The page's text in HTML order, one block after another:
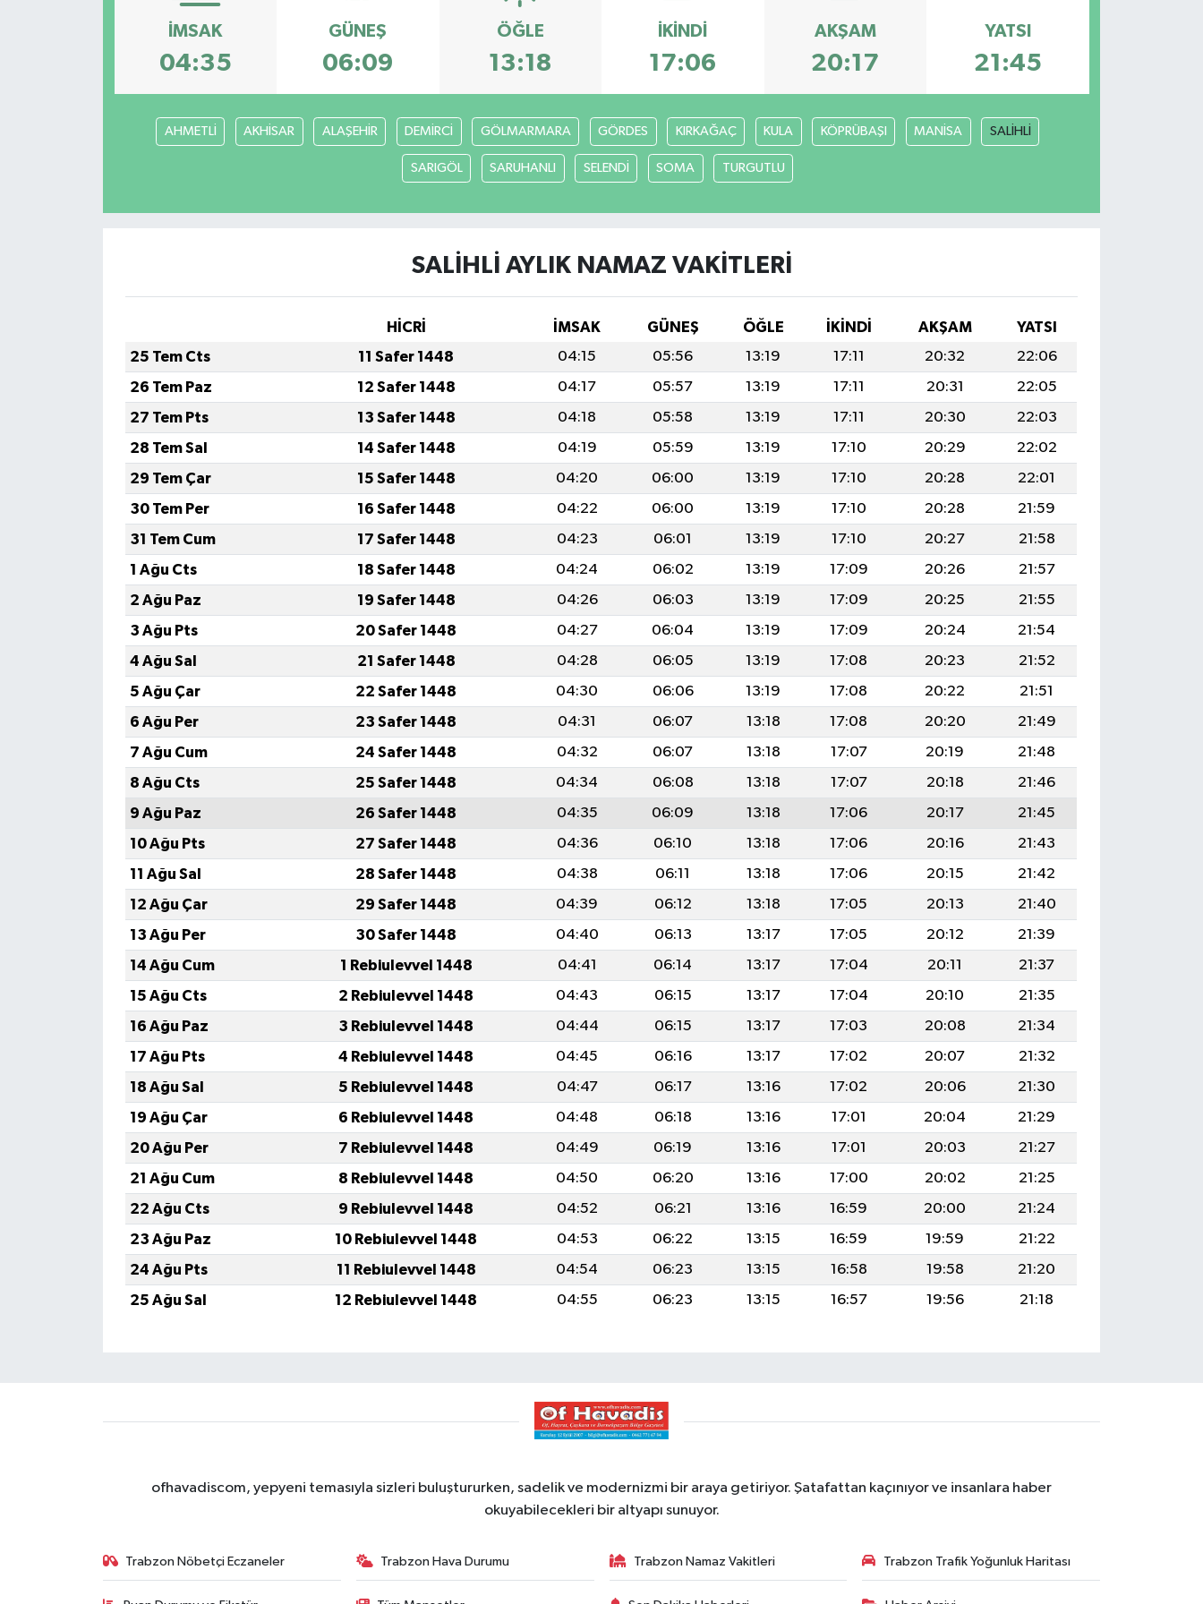
İMSAK
04:35
GÜNEŞ
06:09
ÖĞLE
13:18
İKINDI
17:06
AKŞAM
20:17
YATSI
21:45
AHMETLİ AKHİSAR ALAŞEHİR DEMİRCİ GÖLMARMARA GÖRDES KIRKAĞAÇ KULA KÖPRÜBAŞI MANİSA SALİHLİ
SARIGÖL SARUHANLI SELENDİ SOMA TURGUTLU
SALİHLİ AYLIK NAMAZ VAKITLERI
HİCRİ İMSAK GÜNEŞ ÖĞLE İKINDI AKŞAM
YATSI
25 Tem Cts
11 Safer 1448 04:15 05:56 13:19 17:11 20:32
22:06
26 Tem Paz
12 Safer 1448 04:17 05:57 13:19 17:11 20:31
22:05
27 Tem Pts
13 Safer 1448 04:18 05:58 13:19 17:11 20:30
22:03
28 Tem Sal
14 Safer 1448 04:19 05:59 13:19 17:10 20:29
22:02
29 Tem Çar
15 Safer 1448 04:20 06:00 13:19 17:10 20:28
22:01
30 Tem Per
16 Safer 1448 04:22 06:00 13:19 17:10 20:28
21:59
31 Tem Cum
17 Safer 1448 04:23 06:01 13:19 17:10 20:27
21:58
1 Ağu Cts
18 Safer 1448 04:24 06:02 13:19 17:09 20:26
21:57
2 Ağu Paz
19 Safer 1448 04:26 06:03 13:19 17:09 20:25
21:55
3 Ağu Pts
20 Safer 1448 04:27 06:04 13:19 17:09 20:24
21:54
4 Ağu Sal
21 Safer 1448 04:28 06:05 13:19 17:08 20:23
21:52
5 Ağu Çar
22 Safer 1448 04:30 06:06 13:19 17:08 20:22
21:51
6 Ağu Per
23 Safer 1448 04:31 06:07 13:18 17:08 20:20
21:49
7 Ağu Cum
24 Safer 1448 04:32 06:07 13:18 17:07 20:19
21:48
8 Ağu Cts
25 Safer 1448 04:34 06:08 13:18 17:07 20:18
21:46
9 Ağu Paz
26 Safer 1448 04:35 06:09 13:18 17:06 20:17
21:45
10 Ağu Pts
27 Safer 1448 04:36 06:10 13:18 17:06 20:16
21:43
11 Ağu Sal
28 Safer 1448 04:38 06:11 13:18 17:06 20:15
21:42
12 Ağu Çar
29 Safer 1448 04:39 06:12 13:18 17:05 20:13
21:40
13 Ağu Per
30 Safer 1448 04:40 06:13 13:17 17:05 20:12
21:39
14 Ağu Cum
1 Rebiulevvel 1448 04:41 06:14 13:17 17:04 20:11
21:37
15 Ağu Cts
2 Rebiulevvel 1448 04:43 06:15 13:17 17:04 20:10
21:35
16 Ağu Paz
3 Rebiulevvel 1448 04:44 06:15 13:17 17:03 20:08
21:34
17 Ağu Pts
4 Rebiulevvel 1448 04:45 06:16 13:17 17:02 20:07
21:32
18 Ağu Sal
5 Rebiulevvel 1448 04:47 06:17 13:16 17:02 20:06
21:30
19 Ağu Çar
6 Rebiulevvel 1448 04:48 06:18 13:16 17:01 20:04
21:29
20 Ağu Per
7 Rebiulevvel 1448 04:49 06:19 13:16 17:01 20:03
21:27
21 Ağu Cum
8 Rebiulevvel 1448 04:50 06:20 13:16 17:00 20:02
21:25
22 Ağu Cts
9 Rebiulevvel 1448 04:52 06:21 13:16 16:59 20:00
21:24
23 Ağu Paz
10 Rebiulevvel 1448 04:53 06:22 13:15 16:59 19:59
21:22
24 Ağu Pts
11 Rebiulevvel 1448 04:54 06:23 13:15 16:58 19:58
21:20
25 Ağu Sal
12 Rebiulevvel 1448 04:55 06:23 13:15 16:57 19:56 21:18
ofhavadiscom, yepyeni temasıyla sizleri buluştururken, sadelik ve modernizmi bir araya getiriyor. Şatafattan kaçınıyor ve insanlara haber
okuyabilecekleri bir altyapı sunuyor.
Trabzon Nöbetçi Eczaneler Trabzon Hava Durumu Trabzon Namaz Vakitleri Trabzon Trafik Yoğunluk Haritası